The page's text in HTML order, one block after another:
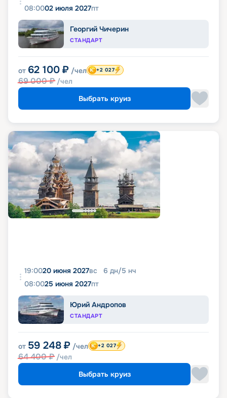
08:0002 июля 2027пт
Георгий Чичерин
СТАНДАРТ
от 62 100 ₽ /чел
69 000₽ /чел
+2 027
Выбрать круиз
19:0020 июня 2027вс 6 дн/5 нч
08:0025 июня 2027пт
Юрий Андропов
СТАНДАРТ
от 59 248 ₽ /чел
64 400₽ /чел
+2 027
Выбрать круиз